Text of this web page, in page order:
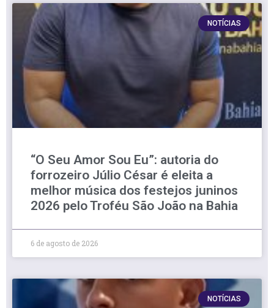
NOTÍCIAS
“O Seu Amor Sou Eu”: autoria do
forrozeiro Júlio César é eleita a
melhor música dos festejos juninos
2026 pelo Troféu São João na Bahia
6 de agosto de 2026
NOTÍCIAS